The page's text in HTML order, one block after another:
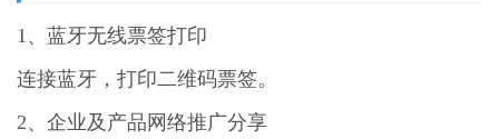
1、蓝牙无线票签打印
连接蓝牙，打印二维码票签。
2、企业及产品网络推广分享